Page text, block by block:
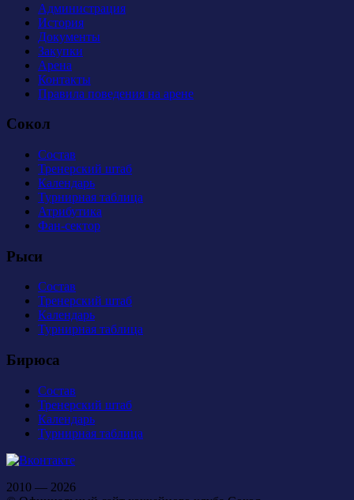
Администрация
История
Документы
Закупки
Арена
Контакты
Правила поведения на арене
Сокол
Состав
Тренерский штаб
Календарь
Турнирная таблица
Атрибутика
Фан-сектор
Рыси
Состав
Тренерский штаб
Календарь
Турнирная таблица
Бирюса
Состав
Тренерский штаб
Календарь
Турнирная таблица
2010 — 2026